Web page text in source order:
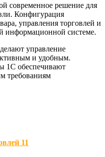
современное решение для
Конфигурация
управления торговлей и
информационной системе.
управление
и удобным.
1С обеспечивают
требованиям
11